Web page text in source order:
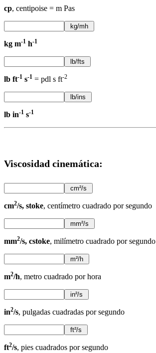
cp, centipoise = m Pas
kg m-1 h-1
lb ft-1 s-1 = pdl s ft-2
lb in-1 s-1
Viscosidad cinemática:
cm2/s, stoke, centímetro cuadrado por segundo
mm2/s, cstoke, milímetro cuadrado por segundo
m2/h, metro cuadrado por hora
in2/s, pulgadas cuadradas por segundo
ft2/s, pies cuadrados por segundo